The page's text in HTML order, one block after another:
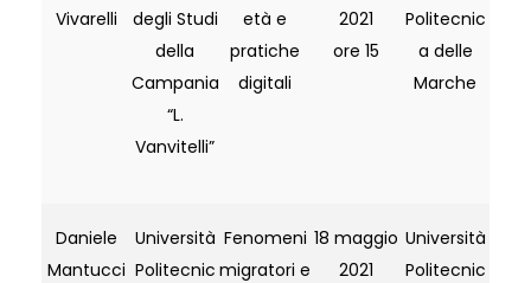
Vivarelli
degli Studi
della
Campania
“L.
Vanvitelli”
età e
pratiche
digitali
2021
ore 15
Politecnic
a delle
Marche
Daniele
Mantucci
Università
Politecnic
Fenomeni
migratori e
18 maggio
2021
Università
Politecnic